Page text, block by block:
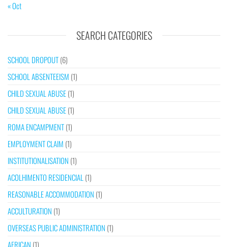
« Oct
SEARCH CATEGORIES
SCHOOL DROPOUT(6)
SCHOOL ABSENTEEISM (1)
CHILD SEXUAL ABUSE(1)
CHILD SEXUAL ABUSE(1)
ROMA ENCAMPMENT(1)
EMPLOYMENT CLAIM (1)
INSTITUTIONALISATION (1)
ACOLHIMENTO RESIDENCIAL (1)
REASONABLE ACCOMMODATION (1)
ACCULTURATION (1)
OVERSEAS PUBLIC ADMINISTRATION (1)
AFRICAN (1)